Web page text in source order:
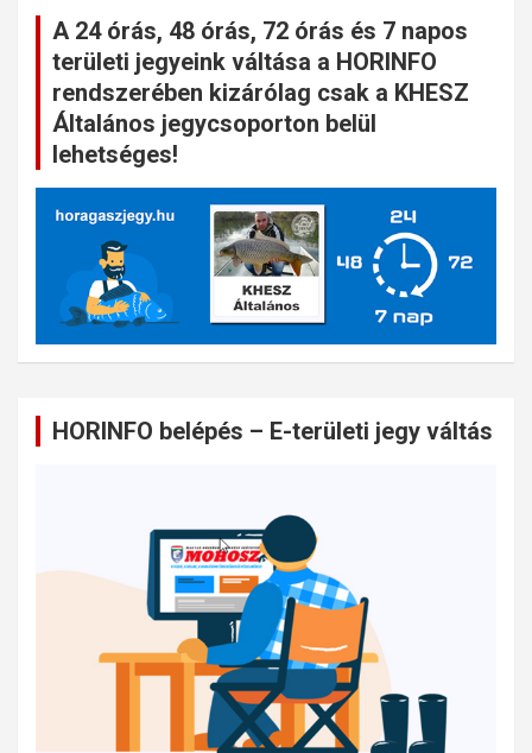
A 24 órás, 48 órás, 72 órás és 7 napos
területi jegyeink váltása a HORINFO
rendszerében kizárólag csak a KHESZ
Általános jegycsoporton belül
lehetséges!
HORINFO belépés – E-területi jegy váltás